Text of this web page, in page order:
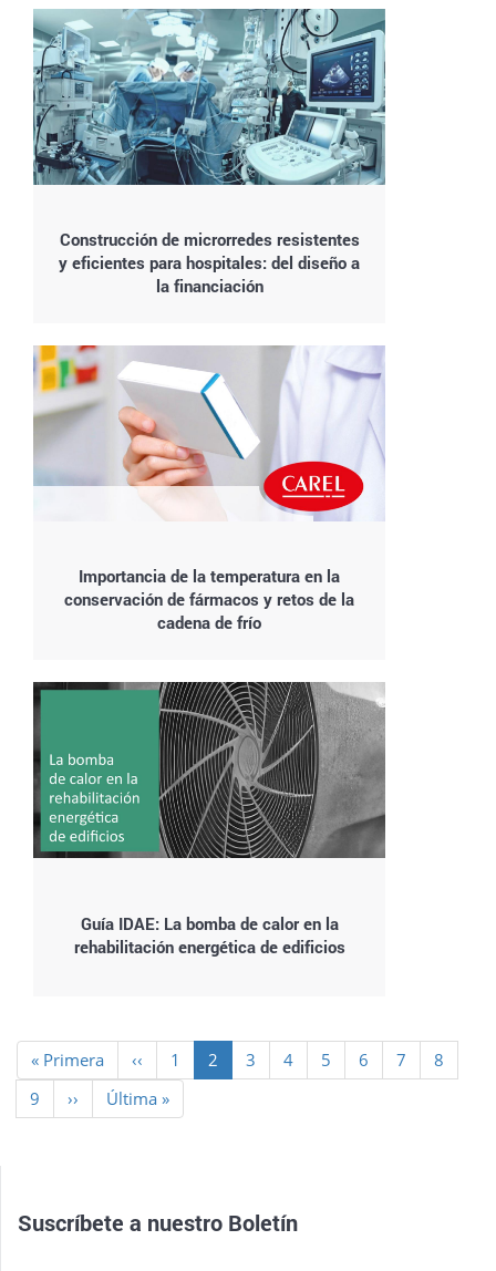
Construcción de microrredes resistentes
y eficientes para hospitales: del diseño a
la financiación
Importancia de la temperatura en la
conservación de fármacos y retos de la
cadena de frío
Guía IDAE: La bomba de calor en la
rehabilitación energética de edificios
Paginación
Primera
página
« Primera
Página
anterior
‹‹ Page
1
Página
actual
2 Page
3 Page
4 Page
5 Page
6 Page
7 Page
8
Page
9
Siguiente
página
››
Última
página
Última »
Suscríbete a nuestro Boletín